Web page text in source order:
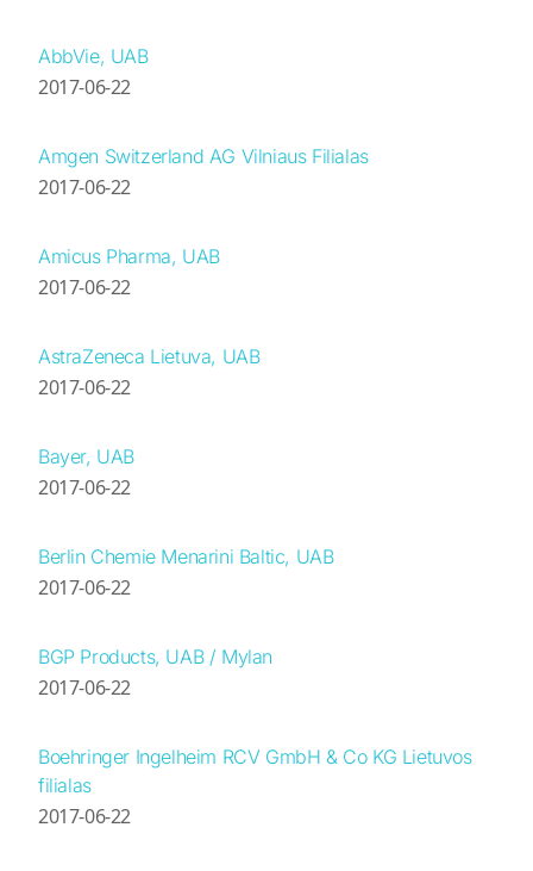
AbbVie, UAB
2017-06-22
Amgen Switzerland AG Vilniaus Filialas
2017-06-22
Amicus Pharma, UAB
2017-06-22
AstraZeneca Lietuva, UAB
2017-06-22
Bayer, UAB
2017-06-22
Berlin Chemie Menarini Baltic, UAB
2017-06-22
BGP Products, UAB / Mylan
2017-06-22
Boehringer Ingelheim RCV GmbH & Co KG Lietuvos
filialas
2017-06-22